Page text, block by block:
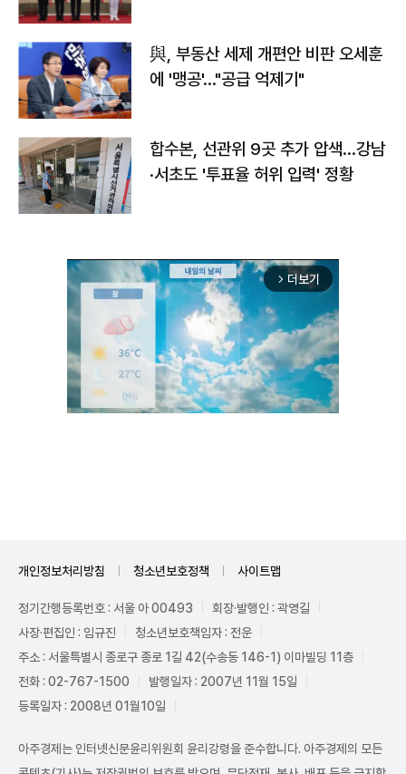
與, 부동산 세제 개편안 비판 오세훈
에 '맹공'…"공급 억제기"
합수본, 선관위 9곳 추가 압색…강남
·서초도 '투표율 허위 입력' 정황
arrow_forward_ios 더보기
개인정보처리방침 청소년보호정책 사이트맵
정기간행등록번호 : 서울 아 00493
회장·발행인 : 곽영길
사장·편집인 : 임규진
청소년보호책임자 : 전운
주소 : 서울특별시 종로구 종로 1길 42(수송동 146-1) 이마빌딩 11층
전화 : 02-767-1500
발행일자 : 2007년 11월 15일
등록일자 : 2008년 01월10일
아주경제는 인터넷신문윤리위원회 윤리강령을 준수합니다. 아주경제의 모든